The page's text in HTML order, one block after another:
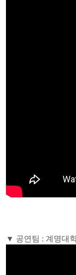
▼ 공연팀 : 계명대